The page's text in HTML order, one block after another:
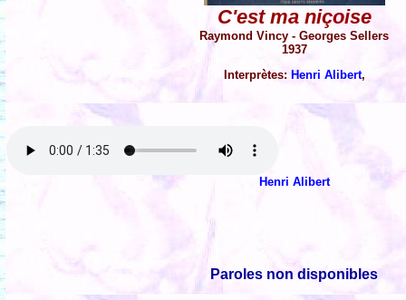
C'est ma niçoise
Raymond Vincy - Georges Sellers
1937
Interprètes: Henri Alibert,
Henri Alibert
Paroles non disponibles